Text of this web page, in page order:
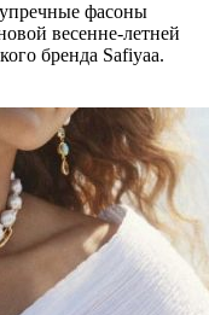
фасоны
весенне-летней
бренда Safiyaa.